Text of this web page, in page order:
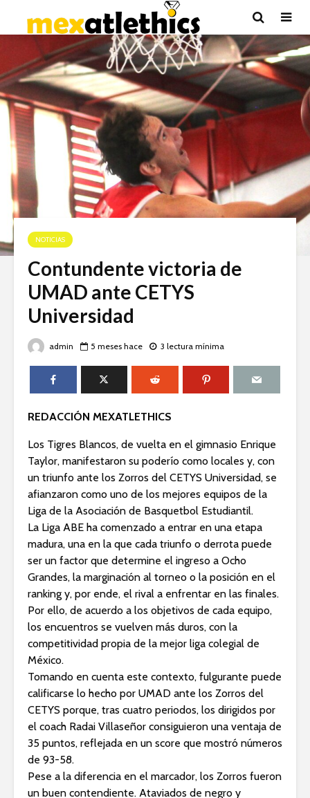
NOTICIAS
Contundente victoria de
UMAD ante CETYS
Universidad
admin 5 meses hace 3 lectura mínima
REDACCIÓN MEXATLETHICS
Los Tigres Blancos, de vuelta en el gimnasio Enrique
Taylor, manifestaron su poderío como locales y, con
un triunfo ante los Zorros del CETYS Universidad, se
afianzaron como uno de los mejores equipos de la
Liga de la Asociación de Basquetbol Estudiantil.
La Liga ABE ha comenzado a entrar en una etapa
madura, una en la que cada triunfo o derrota puede
ser un factor que determine el ingreso a Ocho
Grandes, la marginación al torneo o la posición en el
ranking y, por ende, el rival a enfrentar en las finales.
Por ello, de acuerdo a los objetivos de cada equipo,
los encuentros se vuelven más duros, con la
competitividad propia de la mejor liga colegial de
México.
Tomando en cuenta este contexto, fulgurante puede
calificarse lo hecho por UMAD ante los Zorros del
CETYS porque, tras cuatro periodos, los dirigidos por
el coach Radai Villaseñor consiguieron una ventaja de
35 puntos, reflejada en un score que mostró números
de 93-58.
Pese a la diferencia en el marcador, los Zorros fueron
un buen contendiente. Ataviados de negro y